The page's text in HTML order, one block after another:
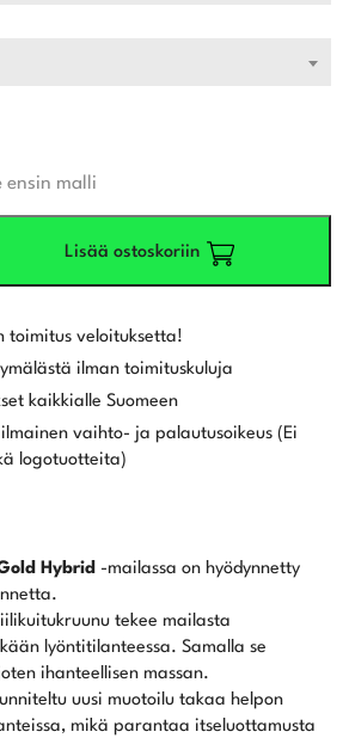
ensin malli
Lisää ostoskoriin
toimitus veloituksetta!
ilman toimituskuluja
kaikkialle Suomeen
vaihto- ja palautusoikeus (Ei
logotuotteita)
Hybrid -mailassa on hyödynnetty
tekee mailasta
lyöntitilanteessa. Samalla se
ihanteellisen massan.
uusi muotoilu takaa helpon
mikä parantaa itseluottamusta